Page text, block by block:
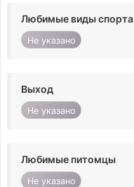
Любимые виды спорта
Не указано
Выход
Не указано
Любимые питомцы
Не указано